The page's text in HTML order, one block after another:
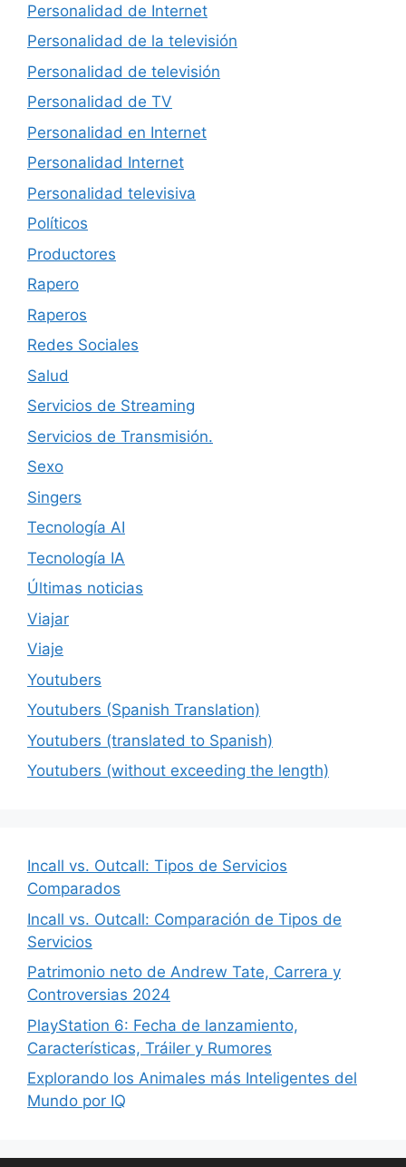
Personalidad de Internet
Personalidad de la televisión
Personalidad de televisión
Personalidad de TV
Personalidad en Internet
Personalidad Internet
Personalidad televisiva
Políticos
Productores
Rapero
Raperos
Redes Sociales
Salud
Servicios de Streaming
Servicios de Transmisión.
Sexo
Singers
Tecnología AI
Tecnología IA
Últimas noticias
Viajar
Viaje
Youtubers
Youtubers (Spanish Translation)
Youtubers (translated to Spanish)
Youtubers (without exceeding the length)
Incall vs. Outcall: Tipos de Servicios
Comparados
Incall vs. Outcall: Comparación de Tipos de
Servicios
Patrimonio neto de Andrew Tate, Carrera y
Controversias 2024
PlayStation 6: Fecha de lanzamiento,
Características, Tráiler y Rumores
Explorando los Animales más Inteligentes del
Mundo por IQ